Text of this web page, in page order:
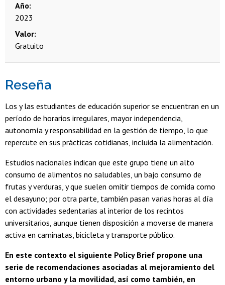
Año
2023
Valor
Gratuito
Reseña
Los y las estudiantes de educación superior se encuentran en un
período de horarios irregulares, mayor independencia,
autonomía y responsabilidad en la gestión de tiempo, lo que
repercute en sus prácticas cotidianas, incluida la alimenta­ción.
Estudios nacionales indican que este grupo tiene un alto
consumo de alimentos no saludables, un bajo consumo de
frutas y verduras, y que suelen omitir tiempos de comida como
el desayuno; por otra parte, también pasan varias horas al día
con actividades sedentarias al interior de los recintos
universitarios, aunque tienen disposición a moverse de manera
activa en caminatas, bicicleta y transporte público.
En este contexto el siguiente Policy Brief propone una
serie de recomendaciones asociadas al mejoramiento del
entorno urbano y la movilidad, así como también, en